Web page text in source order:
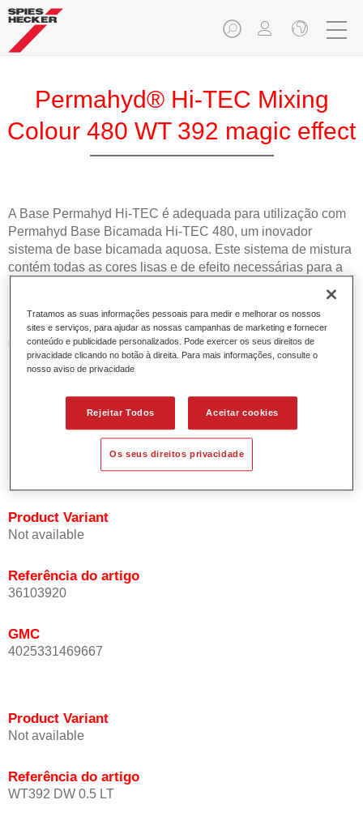
Permahyd® Hi-TEC Mixing
Colour 480 WT 392 magic effect
A Base Permahyd Hi-TEC é adequada para utilização com
Permahyd Base Bicamada Hi-TEC 480, um inovador
sistema de base bicamada aquosa. Este sistema de mistura
contém todas as cores lisas e de efeito necessárias para a
Características do produto
Simples e rápido de aplicar.
orientação de efeito.
Promove tempos de processo curtos.
Permite um disfarce fácil e fiável.
Proporciona uma óptima cobertura.
Utilizada na repintura de cores de efeito especial OEM.
Product Variant
Not available
Referência do artigo
36103920
GMC
4025331469667
Product Variant
Not available
Referência do artigo
WT392 DW 0.5 LT
Tratamos as suas informações pessoais para medir e melhorar os nossos
sites e serviços, para ajudar as nossas campanhas de marketing e fornecer
conteúdo e publicidade personalizados. Pode exercer os seus direitos de
privacidade clicando no botão à direita. Para mais informações, consulte o
nosso aviso de privacidade
Rejeitar Todos Aceitar cookies
Os seus direitos privacidade